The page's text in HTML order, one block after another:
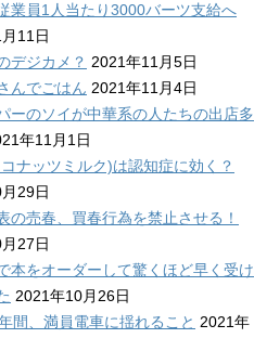
業員1人当たり3000バーツ支給へ
11日
デジカメ？ 2021年11月5日
んでごはん 2021年11月4日
ーのソイが中華系の人たちの出店多
年11月1日
ナッツミルク)は認知症に効く？
29日
の売春、買春行為を禁止させる！
27日
本をオーダーして驚くほど早く受け
2021年10月26日
間、満員電車に揺れること 2021年